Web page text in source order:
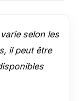
selon les
il peut être